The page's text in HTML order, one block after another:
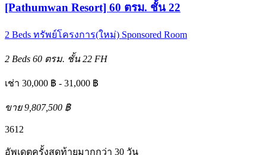
[Pathumwan Resort] 60 ตรม. ชั้น 22
2 Beds ทรัพย์โครงการ(ใหม่) Sponsored Room
2 Beds 60 ตรม. ชั้น 22 FH
เช่า 30,000 ฿ - 31,000 ฿
ขาย 9,807,500 ฿
3612
อัพเดตครั้งสุดท้ายมากกว่า 30 วัน